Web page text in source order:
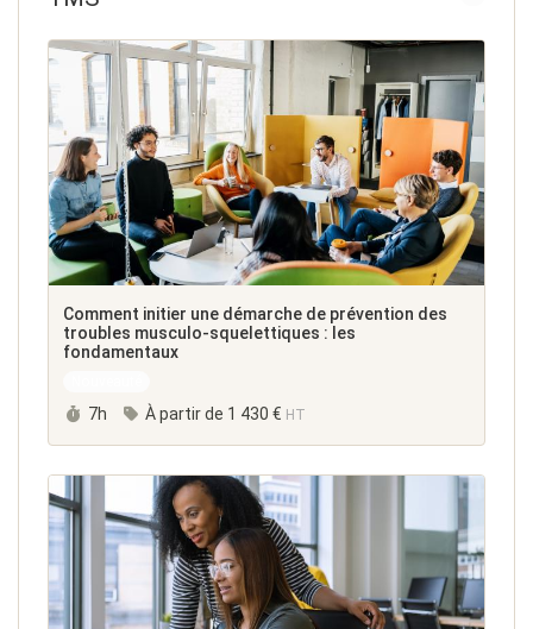
Comment initier une démarche de prévention des
troubles musculo-squelettiques : les
fondamentaux
Durée :
7h À partir de 1 430 € HT